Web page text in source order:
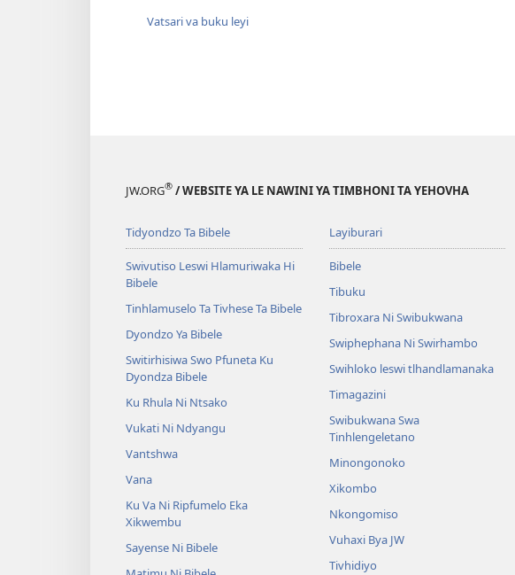
Vatsari va buku leyi
JW.ORG® / WEBSITE YA LE NAWINI YA TIMBHONI TA YEHOVHA
Tidyondzo Ta Bibele
Swivutiso Leswi Hlamuriwaka Hi
Bibele
Tinhlamuselo Ta Tivhese Ta Bibele
Dyondzo Ya Bibele
Switirhisiwa Swo Pfuneta Ku
Dyondza Bibele
Ku Rhula Ni Ntsako
Vukati Ni Ndyangu
Vantshwa
Vana
Ku Va Ni Ripfumelo Eka
Xikwembu
Sayense Ni Bibele
Layiburari
Bibele
Tibuku
Tibroxara Ni Swibukwana
Swiphephana Ni Swirhambo
Swihloko leswi tlhandlamanaka
Timagazini
Swibukwana Swa
Tinhlengeletano
Minongonoko
Xikombo
Nkongomiso
Vuhaxi Bya JW
Tivhidiyo